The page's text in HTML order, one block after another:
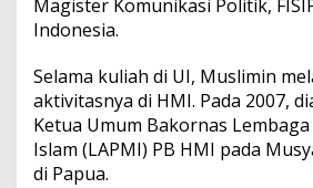
Magister Komunikasi Politik,
Indonesia.
Selama kuliah di UI, Muslimin
aktivitasnya di HMI. Pada 2007,
Ketua Umum Bakornas
Islam (LAPMI) PB HMI pada
di Papua.